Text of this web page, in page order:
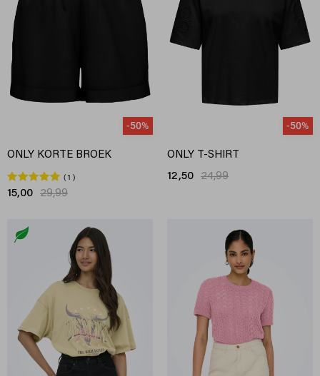
-50%
ONLY KORTE BROEK
1
15,00 29,99
-50%
ONLY T-SHIRT
12,50 24,99